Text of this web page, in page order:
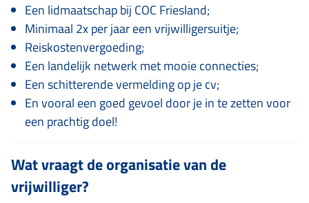
Een lidmaatschap bij COC Friesland;
Minimaal 2x per jaar een vrijwilligersuitje;
Reiskostenvergoeding;
Een landelijk netwerk met mooie connecties;
Een schitterende vermelding op je cv;
En vooral een goed gevoel door je in te zetten voor
een prachtig doel!
Wat vraagt de organisatie van de
vrijwilliger?